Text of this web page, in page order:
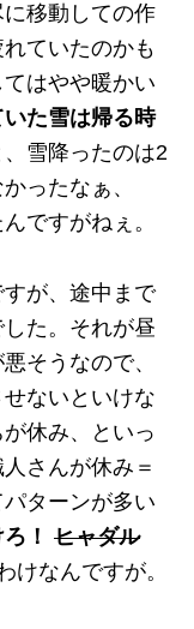
移動しての作
ていたのかも
はやや暖かい
た雪は帰る時
雪降ったのは2
ったなぁ、
ですがねぇ。
が、途中まで
た。それが昼
そうなので、
ないといけな
休み、といっ
さんが休み＝
ターンが多い
！ ヒャダル
けなんですが。